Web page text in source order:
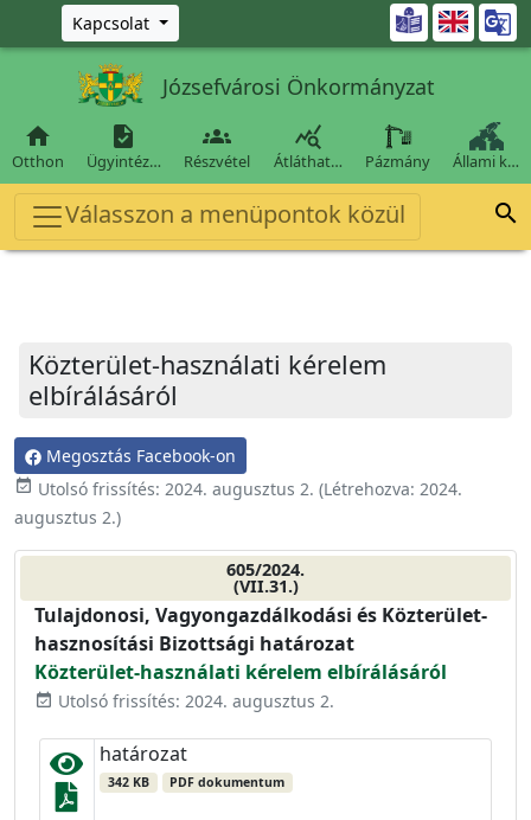
Ugrás a fő tartalomra
Kapcsolat 
Józsefvárosi Önkormányzat

Otthon

Ügyintéz…

Részvétel

Átláthat… Pázmány Állami k…
Válasszon a menüpontok közül 
Közterület-használati kérelem
elbírálásáról
Megosztás Facebook-on
event_available Utolsó frissítés: 2024. augusztus 2. (Létrehozva: 2024.
augusztus 2.)
605/2024.
(VII.31.)
Tulajdonosi, Vagyongazdálkodási és Közterület-
hasznosítási Bizottsági határozat
Közterület-használati kérelem elbírálásáról
event_available Utolsó frissítés: 2024. augusztus 2.
határozat
342 KB PDF dokumentum